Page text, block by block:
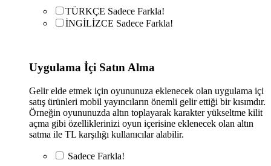
TÜRKÇE Sadece Farkla!
İNGİLİZCE Sadece Farkla!
Uygulama İçi Satın Alma
Gelir elde etmek için oyununuza eklenecek olan uygulama içi
satış ürünleri mobil yayıncıların önemli gelir ettiği bir kısımdır.
Örneğin oyununuzda altın toplayarak karakter yükseltme kilit
açma gibi özelliklerinizi oyun içerisine eklenecek olan altın
satma ile TL karşılığı kullanıcılar alabilir.
Sadece Farkla!